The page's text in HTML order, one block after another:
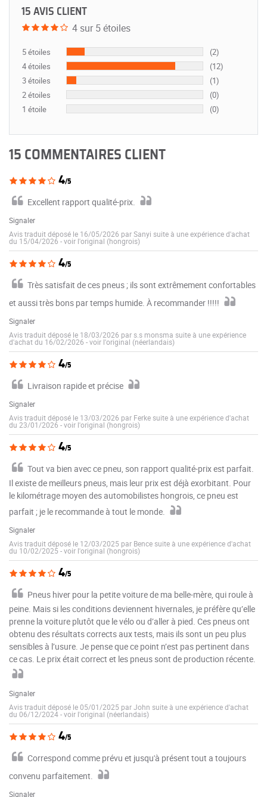
15 AVIS CLIENT
4 sur 5 étoiles
5 étoiles
(2)
4 étoiles
(12)
3 étoiles
(1)
2 étoiles
(0)
1 étoile
(0)
15 COMMENTAIRES CLIENT
4/5
Excellent rapport qualité-prix.
Signaler
Avis traduit déposé le 16/05/2026 par Sanyi suite à une expérience d'achat
du 15/04/2026 -voir l'original (hongrois)
4/5
Très satisfait de ces pneus ; ils sont extrêmement confortables
et aussi très bons par temps humide. À recommander !!!!!
Signaler
Avis traduit déposé le 18/03/2026 par s.s monsma suite à une expérience
d'achat du 16/02/2026 -voir l'original (néerlandais)
4/5
Livraison rapide et précise
Signaler
Avis traduit déposé le 13/03/2026 par Ferke suite à une expérience d'achat
du 23/01/2026 -voir l'original (hongrois)
4/5
Tout va bien avec ce pneu, son rapport qualité-prix est parfait.
Il existe de meilleurs pneus, mais leur prix est déjà exorbitant. Pour
le kilométrage moyen des automobilistes hongrois, ce pneu est
parfait ; je le recommande à tout le monde.
Signaler
Avis traduit déposé le 12/03/2025 par Bence suite à une expérience d'achat
du 10/02/2025 -voir l'original (hongrois)
4/5
Pneus hiver pour la petite voiture de ma belle-mère, qui roule à
peine. Mais si les conditions deviennent hivernales, je préfère qu’elle
prenne la voiture plutôt que le vélo ou d’aller à pied. Ces pneus ont
obtenu des résultats corrects aux tests, mais ils sont un peu plus
sensibles à l’usure. Je pense que ce point n’est pas pertinent dans
ce cas. Le prix était correct et les pneus sont de production récente.
Signaler
Avis traduit déposé le 05/01/2025 par John suite à une expérience d'achat
du 06/12/2024-voir l'original (néerlandais)
4/5
Correspond comme prévu et jusqu'à présent tout a toujours
convenu parfaitement.
Signaler